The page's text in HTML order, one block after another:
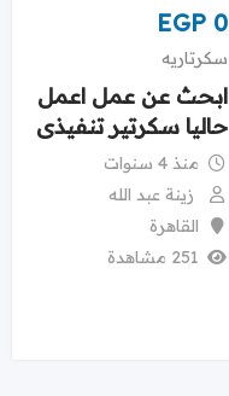
EGP 0
سكرتاريه
ابحث عن عمل اعمل
حاليا سكرتير تنفيذى
منذ 4 سنوات
زينة عبد الله
القاهرة
251 مشاهدة